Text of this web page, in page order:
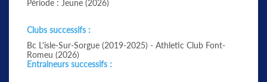
Période : Jeune (2026)
Clubs successifs :
Bc L'isle-Sur-Sorgue (2019-2025) - Athletic Club Font-
Romeu (2026)
Entraineurs successifs :